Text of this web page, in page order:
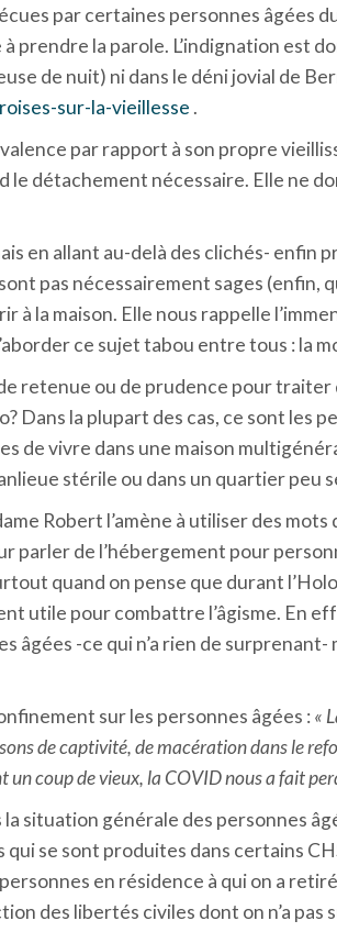
par certaines personnes âgées
à prendre la parole. L’indignation
de nuit) ni dans le déni jovial de
sur-la-vieillesse .
par rapport à son propre
le détachement nécessaire. Elle ne
en allant au-delà des clichés- enfin
pas nécessairement sages (enfin,
à la maison. Elle nous rappelle
ce sujet tabou entre tous : la
retenue ou de prudence pour
Dans la plupart des cas, ce sont les
de vivre dans une maison
stérile ou dans un quartier peu
Robert l’amène à utiliser des
parler de l’hébergement pour
quand on pense que durant
utile pour combattre l’âgisme. En
âgées -ce qui n’a rien de
sur les personnes âgées :«
de captivité, de macération dans le
coup de vieux, la COVID nous a fait
situation générale des personnes
se sont produites dans certains
en résidence à qui on a
des libertés civiles dont on n’a pas